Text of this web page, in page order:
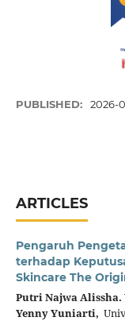
PUBLISHED: 2026-
ARTICLES
Pengaruh
terhadap
Skincare The
Putri Najwa Alissha.
Yenny Yuniarti,